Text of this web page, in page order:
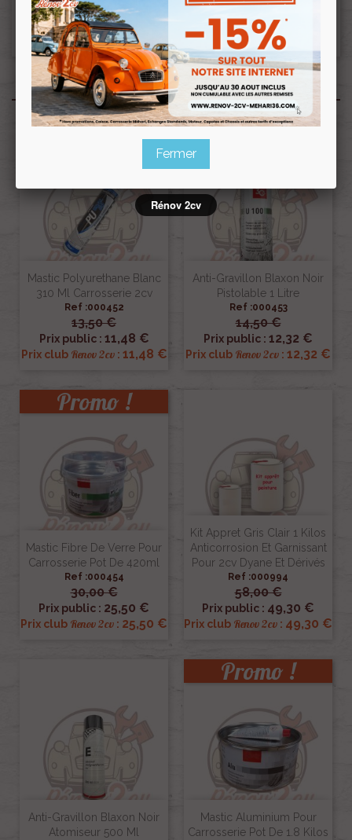
Ceci pourra donc retarder le départ de la
commande d’une semaine.??
Produits associés
Mastic Polyurethane Blanc
310 Ml Carrosserie 2cv
Ref :000452
13,50 €
Prix public : 11,48 €
Prix club Renov 2cv: 11,48 €
Anti-Gravillon Blaxon Noir
Pistolable 1 Litre
Ref :000453
14,50 €
Prix public : 12,32 €
Prix club Renov 2cv : 12,32 €
Mastic Fibre De Verre Pour
Carrosserie Pot De 420ml
Ref :000454
30,00 €
Prix public : 25,50 €
Prix club Renov 2cv : 25,50 €
Promo !
Kit Appret Gris Clair 1 Kilos
Anticorrosion Et Garnissant
Pour 2cv Dyane Et Dérivés
Ref :000994
58,00 €
Prix public : 49,30 €
Prix club Renov 2cv : 49,30 €
Anti-Gravillon Blaxon Noir
Atomiseur 500 Ml
Mastic Aluminium Pour
Carrosserie Pot De 1.8 Kilos
Promo !
Fermer
Rénov 2cv